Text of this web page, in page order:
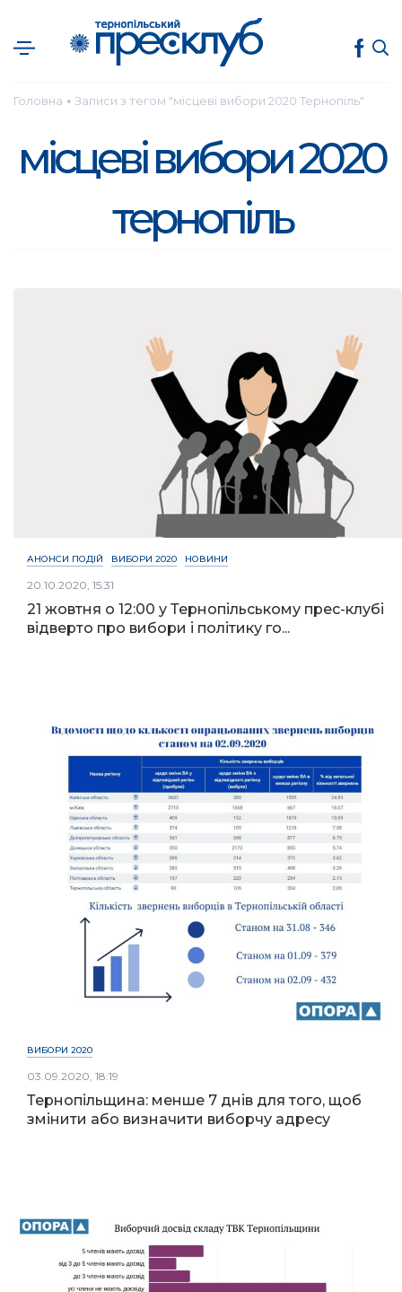
Головна ● Записи з тегом "місцеві вибори 2020 Тернопіль"
місцеві вибори 2020
тернопіль
АНОНСИ ПОДІЙ ВИБОРИ 2020 НОВИНИ
20.10.2020, 15:31
21 жовтня о 12:00 у Тернопільському прес-клубі
відверто про вибори і політику го...
ВИБОРИ 2020
03.09.2020, 18:19
Тернопільщина: менше 7 днів для того, щоб
змінити або визначити виборчу адресу